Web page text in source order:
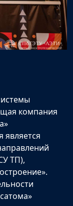
компания
является
ТП),